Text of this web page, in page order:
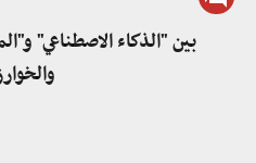
بين "الذكاء الاصطناعي"